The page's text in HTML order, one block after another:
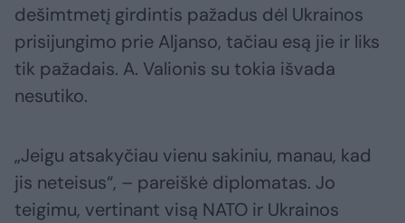
dešimtmetį girdintis pažadus dėl Ukrainos
prisijungimo prie Aljanso, tačiau esą jie ir liks
tik pažadais. A. Valionis su tokia išvada
nesutiko.
„Jeigu atsakyčiau vienu sakiniu, manau, kad
jis neteisus“, – pareiškė diplomatas. Jo
teigimu, vertinant visą NATO ir Ukrainos